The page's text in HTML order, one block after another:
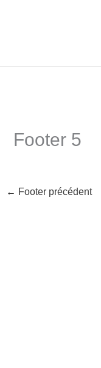
Footer 5
← Footer précédent